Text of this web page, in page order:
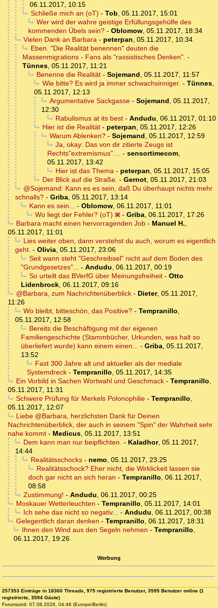
06.11.2017, 10:15
Schließe mich an (oT) - Tob, 05.11.2017, 15:01
Wer wird der wahre geistige Erfüllungsgehülfe des
kommenden Übels sein? - Oblomow, 05.11.2017, 18:34
Vielen Dank an Barbara- peterpan, 05.11.2017, 10:34
Eben. "Die Realität benennen" deuten die
Massenmigrations - Fans als "rassistisches Denken". -
Tünnes, 05.11.2017, 11:21
Benenne die Realität- Sojemand, 05.11.2017, 11:57
Wie bitte? Es wird ja immer schwachsinniger. - Tünnes,
05.11.2017, 12:13
Argumentative Sackgasse- Sojemand, 05.11.2017,
12:30
Rabulismus at its best- Andudu, 06.11.2017, 01:10
Hier ist die Realität- peterpan, 05.11.2017, 12:26
Warum Ablenken?- Sojemand, 05.11.2017, 12:59
Ja, okay: Das von dir zitierte Zeugs ist
Rechts"extremismus".... - sensortimecom,
05.11.2017, 13:42
Hier ist das Thema- peterpan, 05.11.2017, 15:05
Der Blick auf die Straße. - Gernot, 05.11.2017, 21:03
@Sojemand: Kann es es sein, daß Du überhaupt nichts mehr
schnalls? - Griba, 05.11.2017, 13:14
Kann es sein... - Oblomow, 06.11.2017, 11:01
Wo liegt der Fehler? (oT)
- Griba, 06.11.2017, 17:26
Barbara macht einen hervorragenden Job- Manuel H.,
05.11.2017, 11:01
Lies weiter oben, dann verstehst du auch, worum es eigentlich
geht. - Olivia, 05.11.2017, 23:06
Seit wann steht "Geschreibsel" nicht auf dem Boden des
"Grundgesetzes"... - Andudu, 06.11.2017, 00:19
So urteilt das BVerfG über Meinungsfreiheit- Otto
Lidenbrock, 06.11.2017, 09:16
@Barbara, zum Nachrichtenüberblick- Dieter, 05.11.2017,
11:26
Wo bleibt, bitteschön, das Positive?- Tempranillo,
05.11.2017, 12:58
Bereits die Beschäftigung mit der eigenen
Familiengeschichte (Stammbücher, Urkunden, was halt so
überliefert wurde) kann einem einen... - Griba, 05.11.2017,
13:52
Fast 300 Jahre alt und aktueller als der mediale
Systemdreck - Tempranillo, 05.11.2017, 14:35
Ein Vorbild in Sachen Wortwahl und Geschmack- Tempranillo,
05.11.2017, 11:31
Schwere Prüfung für Merkels Polonophilie- Tempranillo,
05.11.2017, 12:07
Liebe @Barbara, herzlichsten Dank für Deinen
Nachrichtenüberblick, der auch in seinem "Spin" der Wahrheit sehr
nahe kommt - Medicus, 05.11.2017, 13:51
Dem kann man nur beipflichten. - Kaladhor, 05.11.2017,
14:44
Realitätsschocks- nemo, 05.11.2017, 23:25
Realitätsschock? Eher nicht, die Wirklickeit lassen sie
doch gar nicht an sich heran - Tempranillo, 06.11.2017,
08:58
Zustimmung! - Andudu, 06.11.2017, 00:25
Moskauer Wetterleuchten - Tempranillo, 05.11.2017, 14:01
Ich sehe das nicht so negativ... - Andudu, 06.11.2017, 00:38
Gelegentlich daran denken - Tempranillo, 06.11.2017, 18:31
Ihnen den Wind aus den Segeln nehmen - Tempranillo,
06.11.2017, 19:26
Werbung
257353 Einträge in 18360 Threads, 975 registrierte Benutzer, 3595 Benutzer online (1
registrierte, 3594 Gäste)
Forumszeit: 07.08.2026, 04:46 (Europe/Berlin)